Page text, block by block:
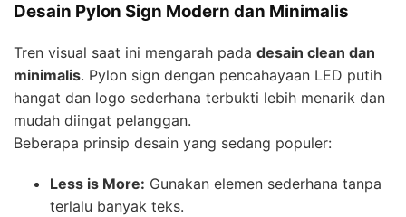
Desain Pylon Sign Modern dan Minimalis
Tren visual saat ini mengarah pada desain clean dan
minimalis. Pylon sign dengan pencahayaan LED putih
hangat dan logo sederhana terbukti lebih menarik dan
mudah diingat pelanggan.
Beberapa prinsip desain yang sedang populer:
Less is More: Gunakan elemen sederhana tanpa
terlalu banyak teks.